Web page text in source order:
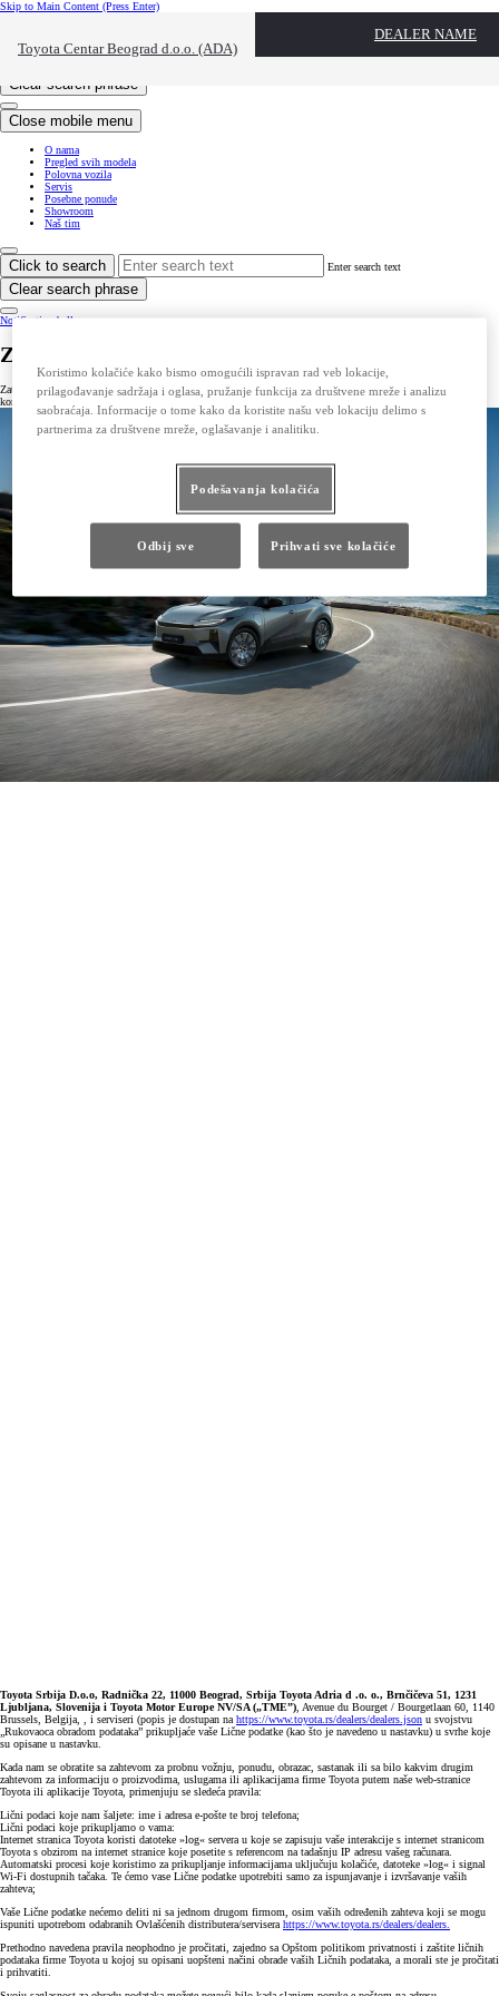
Skip to Main Content (Press Enter)
Toyota Centar Beograd d.o.o. (ADA)
DEALER NAME
Click to search
Clear search phrase
Close mobile menu
O nama
Pregled svih modela
Polovna vozila
Servis
Posebne ponude
Showroom
Naš tim
Click to search Enter search text
Clear search phrase
Notification bell
Zatražite ponudu za Toyotu C-HR+
Zatražite ponudu za Toyotu C-HR+. Unesite vaše podatke u kontakt formu, a naši prodajni savetnici će vas
kontaktirati u najkraćem roku.
Toyota Srbija D.o.o, Radnička 22, 11000 Beograd, Srbija Toyota Adria d .o. o., Brnčičeva 51, 1231
Ljubljana, Slovenija i Toyota Motor Europe NV/SA („TME”) , Avenue du Bourget / Bourgetlaan 60, 1140
Brussels, Belgija, , i serviseri (popis je dostupan na https://www.toyota.rs/dealers/dealers.json u svojstvu
„Rukovaoca obradom podataka” prikupljaće vaše Lične podatke (kao što je navedeno u nastavku) u svrhe koje
su opisane u nastavku.
Kada nam se obratite sa zahtevom za probnu vožnju, ponudu, obrazac, sastanak ili sa bilo kakvim drugim
zahtevom za informaciju o proizvodima, uslugama ili aplikacijama firme Toyota putem naše web-stranice
Toyota ili aplikacije Toyota, primenjuju se sledeća pravila:
Lični podaci koje nam šaljete: ime i adresa e-pošte te broj telefona;
Lični podaci koje prikupljamo o vama:
Internet stranica Toyota koristi datoteke »log« servera u koje se zapisuju vaše interakcije s internet stranicom
Toyota s obzirom na internet stranice koje posetite s referencom na tadašnju IP adresu vašeg računara.
Automatski procesi koje koristimo za prikupljanje informacijama uključuju kolačiće, datoteke »log« i signal
Wi-Fi dostupnih tačaka. Te ćemo vase Lične podatke upotrebiti samo za ispunjavanje i izvršavanje vaših
zahteva;
Vaše Lične podatke nećemo deliti ni sa jednom drugom firmom, osim vaših određenih zahteva koji se mogu
ispuniti upotrebom odabranih Ovlašćenih distributera/servisera https://www.toyota.rs/dealers/dealers.
Prethodno navedena pravila neophodno je pročitati, zajedno sa Opštom politikom privatnosti i zaštite ličnih
podataka firme Toyota u kojoj su opisani uopšteni načini obrade vaših Ličnih podataka, a morali ste je pročitati
i prihvatiti.
Koristimo kolačiće kako bismo omogućili ispravan rad veb lokacije,
prilagođavanje sadržaja i oglasa, pružanje funkcija za društvene mreže i analizu
saobraćaja. Informacije o tome kako da koristite našu veb lokaciju delimo s
partnerima za društvene mreže, oglašavanje i analitiku.
Podešavanja kolačića
Odbij sve Prihvati sve kolačiće